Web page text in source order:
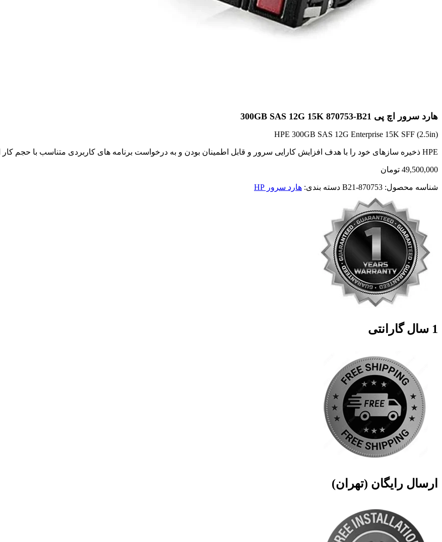
هارد سرور اچ پی 300GB SAS 12G 15K 870753-B21
HPE 300GB SAS 12G Enterprise 15K SFF (2.5in)
HPE ذخیره سازهای خود را با هدف افزایش کارایی سرور و قابل اطمینان بودن و به درخواست برنامه های کاربردی متناسب با حجم کار ارائه نموده است.
49,500,000 تومان
شناسه محصول: 870753-B21 دسته بندی: هارد سرور HP
1 سال گارانتی
ارسال رایگان (تهران)